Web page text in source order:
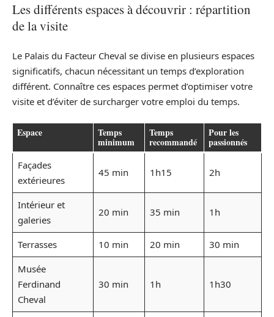
Les différents espaces à découvrir : répartition
de la visite
Le Palais du Facteur Cheval se divise en plusieurs espaces
significatifs, chacun nécessitant un temps d’exploration
différent. Connaître ces espaces permet d’optimiser votre
visite et d’éviter de surcharger votre emploi du temps.
Espace Temps
minimum
Temps
recommandé
Pour les
passionnés
Façades
extérieures
45 min 1h15 2h
Intérieur et
galeries
20 min 35 min 1h
Terrasses 10 min 20 min
30 min
Musée
Ferdinand
Cheval
30 min 1h 1h30